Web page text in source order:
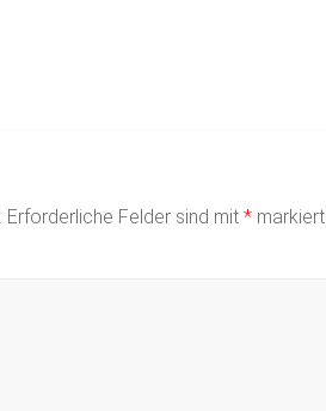
Erforderliche Felder sind mit * markiert